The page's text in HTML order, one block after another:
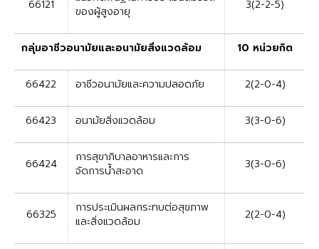
66121
ของผู้สูงอายุ
3(2-2-5)
กลุ่มอาชีวอนามัยและอนามัยสิ่งแวดล้อม 10 หน่วยกิต
66422 อาชีวอนามัยและความปลอดภัย 2(2-0-4)
66423 อนามัยสิ่งแวดล้อม 3(3-0-6)
66424
การสุขาภิบาลอาหารและการ
จัดการน้ำสะอาด
3(3-0-6)
66325
การประเมินผลกระทบต่อสุขภาพ
และสิ่งแวดล้อม
2(2-0-4)